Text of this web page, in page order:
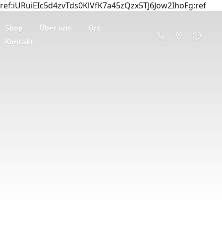
ref:iURuiEIc5d4zvTds0KlVfK7a45zQzx5TJ6Jow2IhoFg:ref
Shop Über uns
Ort
Kontakt